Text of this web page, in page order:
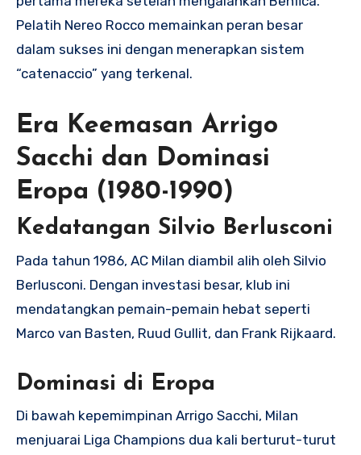
Pelatih Nereo Rocco memainkan peran besar
dalam sukses ini dengan menerapkan sistem
“catenaccio” yang terkenal.
Era Keemasan Arrigo
Sacchi dan Dominasi
Eropa (1980-1990)
Kedatangan Silvio Berlusconi
Pada tahun 1986, AC Milan diambil alih oleh Silvio
Berlusconi. Dengan investasi besar, klub ini
mendatangkan pemain-pemain hebat seperti
Marco van Basten, Ruud Gullit, dan Frank Rijkaard.
Dominasi di Eropa
Di bawah kepemimpinan Arrigo Sacchi, Milan
menjuarai Liga Champions dua kali berturut-turut